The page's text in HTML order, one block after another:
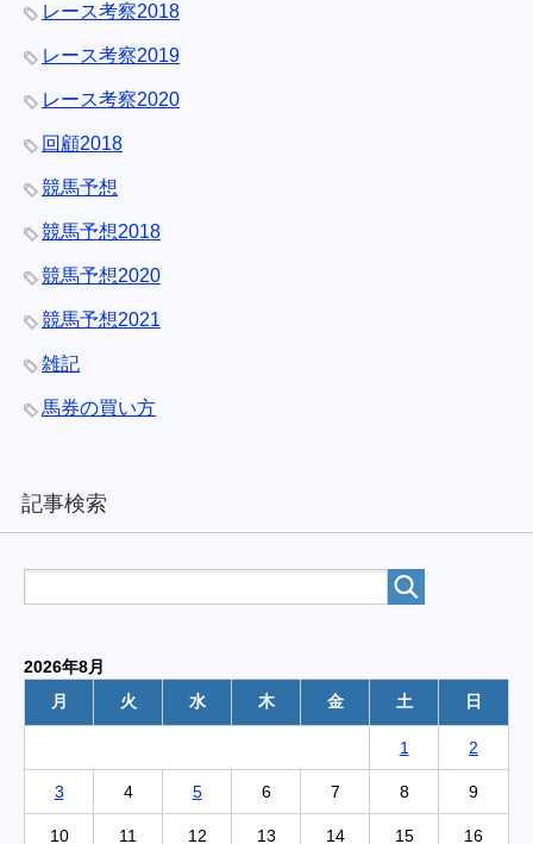
レース考察2018
レース考察2019
レース考察2020
回顧2018
競馬予想
競馬予想2018
競馬予想2020
競馬予想2021
雑記
馬券の買い方
記事検索
2026年8月
月
火 水 木 金 土 日
1 2
3 4 5 6 7 8 9
10 11 12 13 14 15 16